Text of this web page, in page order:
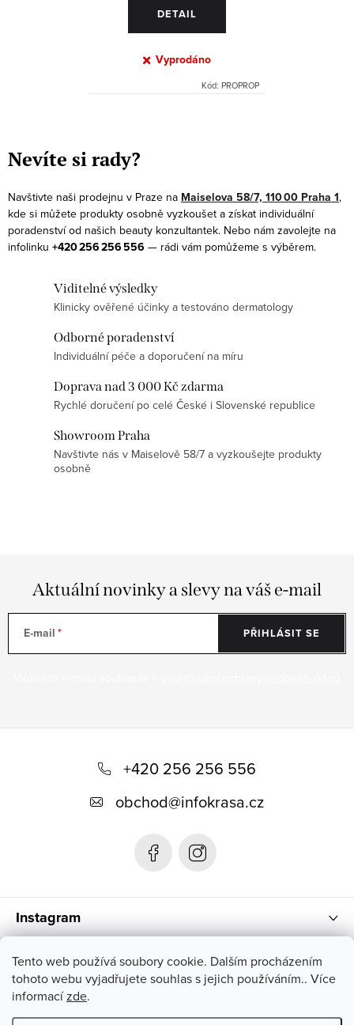
Tento web používá soubory cookie. Dalším procházením
tohoto webu vyjadřujete souhlas s jejich používáním.. Více
informacízde.
DETAIL
Vyprodáno
Kód: PROPROP
v
l
á
d
a
c
Nevíte si rady?
Navštivte naši prodejnu v Praze na Maiselova 58/7, 110 00 Praha 1,
kde si můžete produkty osobně vyzkoušet a získat individuální
poradenství od našich beauty konzultantek. Nebo nám zavolejte na
infolinku +420 256 256 556 — rádi vám pomůžeme s výběrem.
Viditelné výsledky
Klinicky ověřené účinky a testováno dermatology
Odborné poradenství
Individuální péče a doporučení na míru
Doprava nad 3 000 Kč zdarma
Rychlé doručení po celé České i Slovenské republice
Showroom Praha
Navštivte nás v Maiselově 58/7 a vyzkoušejte produkty
osobně
Aktuální novinky a slevy na váš e-mail
E-mail PŘIHLÁSIT SE
Instagram
+420 256 256 556
obchod@infokrasa.cz
Informace pro vás